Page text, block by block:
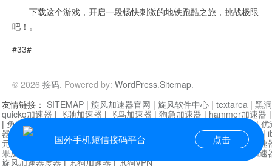
下载这个游戏，开启一段畅快刺激的地铁跑酷之旅，挑战极限
吧！。
#33#
© 2026 接码. Powered by: WordPress.Sitemap.
国外手机短信接码平台 点击
友情链接： SITEMAP | 旋风加速器官网 | 旋风软件中心 | textarea | 黑
quickq加速器 | 飞驰加速器 | 飞鸟加速器 | 狗急加速器 | hammer加速器
| 免费vqn加速外网 迷雾通|优
器| 快柠檬加速器 |黑洞加速 |falemon 快橙加速器|anycast加速器 |
元机场加速器
|一元机场|老王加速器| | 白石山|
小牛加速
果加速器
芒果加速
旋风加速器度器|讯狗加速器|讯狗VPN